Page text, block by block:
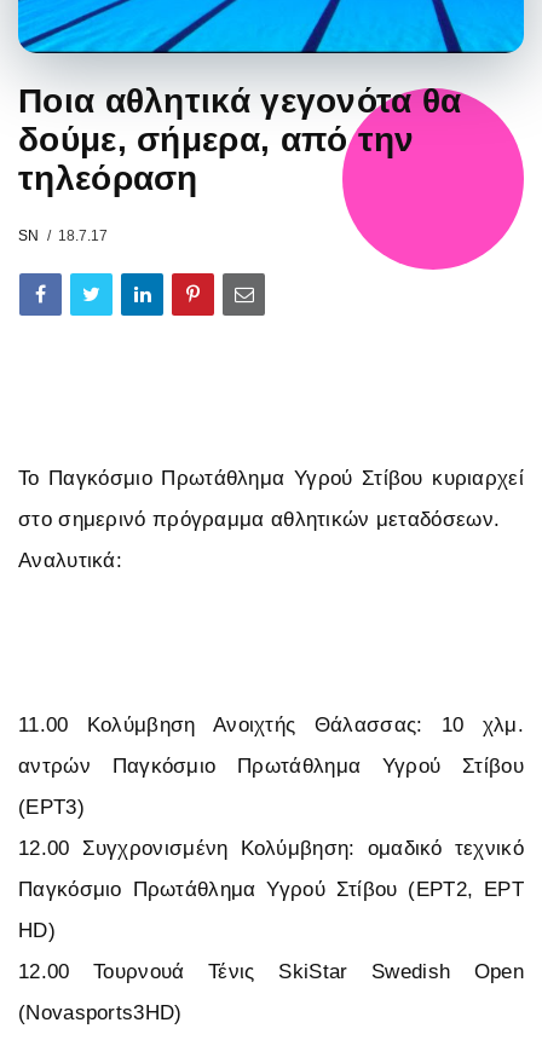
Ποια αθλητικά γεγονότα θα
δούμε, σήμερα, από την
τηλεόραση
SN 18.7.17
Το Παγκόσμιο Πρωτάθλημα Υγρού Στίβου κυριαρχεί
στο σημερινό πρόγραμμα αθλητικών μεταδόσεων.
Αναλυτικά:
11.00 Κολύμβηση Ανοιχτής Θάλασσας: 10 χλμ.
αντρών Παγκόσμιο Πρωτάθλημα Υγρού Στίβου
(ΕΡΤ3)
12.00 Συγχρονισμένη Κολύμβηση: ομαδικό τεχνικό
Παγκόσμιο Πρωτάθλημα Υγρού Στίβου (ΕΡΤ2, ΕΡΤ
HD)
12.00 Τουρνουά Τένις SkiStar Swedish Open
(Novasports3HD)